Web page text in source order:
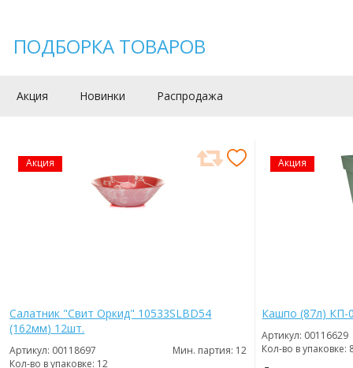
ПОДБОРКА ТОВАРОВ
Акция Новинки Распродажа
Акция
Салатник "Свит Оркид" 10533SLBD54
(162мм) 12шт.
Артикул: 00118697
Мин. партия: 12
Кол-во в упаковке: 12
Акция
Кашпо (87л) КП-
Артикул: 00116629
Кол-во в упаковке: